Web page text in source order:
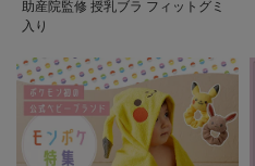
助産院監修 授乳ブラ フィットグミ
入り